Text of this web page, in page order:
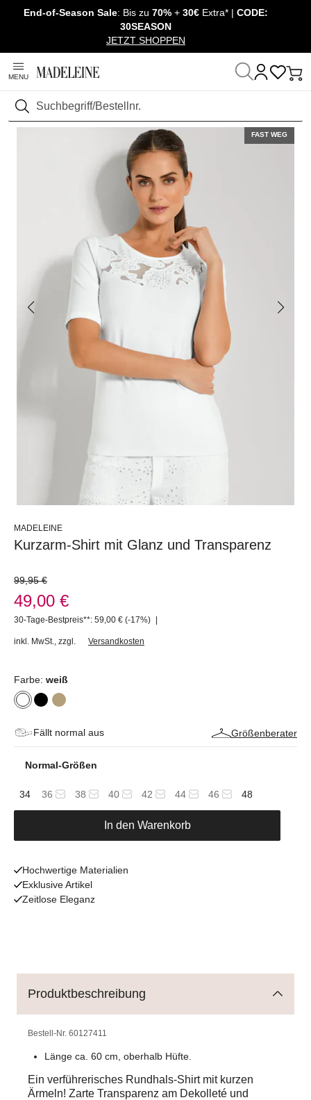
Überspringe Navigation, direkt zum Content
End-of-Season Sale: Bis zu 70% + 30€ Extra* | CODE:
30SEASON
JETZT SHOPPEN
MENU
Suchen
Startseite Mode
FAST WEG
MADELEINE
Kurzarm-Shirt mit Glanz und Transparenz
99,95 €
49,00 €
30-Tage-Bestpreis**: 59,00 € (-17%) |
inkl. MwSt. zzgl. Versandkosten
Farbe: weiß
Fällt normal aus Größenberater
Normal-Größen
34 36 38 40 42 44 46 48
In den Warenkorb
Hochwertige Materialien
Exklusive Artikel
Zeitlose Eleganz
Produktbeschreibung
Bestell-Nr. 60127411
Länge ca. 60 cm, oberhalb Hüfte.
Ein verführerisches Rundhals-Shirt mit kurzen
Ärmeln! Zarte Transparenz am Dekolleté und